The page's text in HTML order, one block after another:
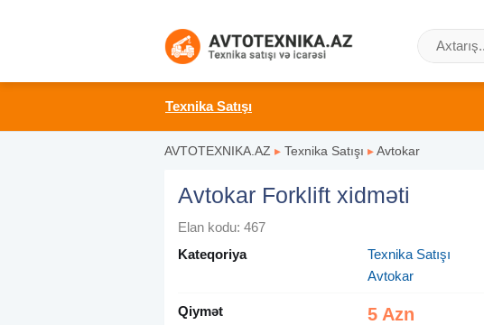
Texnika Satışı
AVTOTEXNIKA.AZ ▸ Texnika Satışı ▸Avtokar
Avtokar Forklift xidməti
Elan kodu: 467
Kateqoriya
Texnika Satışı
Avtokar
Qiymət 5 Azn